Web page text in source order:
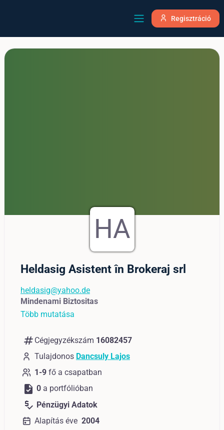
Regisztráció
HA
Heldasig Asistent în Brokeraj srl
heldasig@yahoo.de
Mindenami Biztositas
Több mutatása
numbers Cégjegyzékszám 16082457
Tulajdonos Dancsuly Lajos
1-9 fő a csapatban
task 0 a portfólióban
price_check Pénzügyi Adatok
Alapítás éve 2004